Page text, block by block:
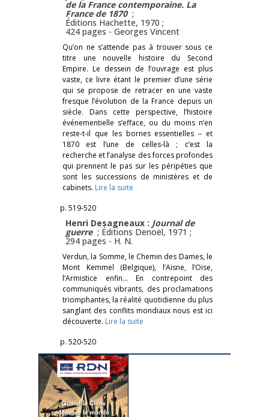
de la France contemporaine. La
France de 1870 ;
Éditions Hachette, 1970 ;
424 pages - Georges Vincent
Qu’on ne s’attende pas à trouver sous ce
titre une nouvelle histoire du Second
Empire. Le dessein de l’ouvrage est plus
vaste, ce livre étant le premier d’une série
qui se propose de retracer en une vaste
fresque l’évolution de la France depuis un
siècle. Dans cette perspective, l’histoire
événementielle s’efface, ou du moins n’en
reste-t-il que les bornes essentielles – et
1870 est l’une de celles-là ; c’est la
recherche et l’analyse des forces profondes
qui prennent le pas sur les péripéties que
sont les successions de ministères et de
cabinets. Lire la suite
p. 519-520
Henri Desagneaux : Journal de
guerre ; Éditions Denoël, 1971 ;
294 pages - H. N.
Verdun, la Somme, le Chemin des Dames, le
Mont Kemmel (Belgique), l’Aisne, l’Oise,
l’Armistice enfin… En contrepoint des
communiqués vibrants, des proclamations
triomphantes, la réalité quotidienne du plus
sanglant des conflits mondiaux nous est ici
découverte. Lire la suite
p. 520-520